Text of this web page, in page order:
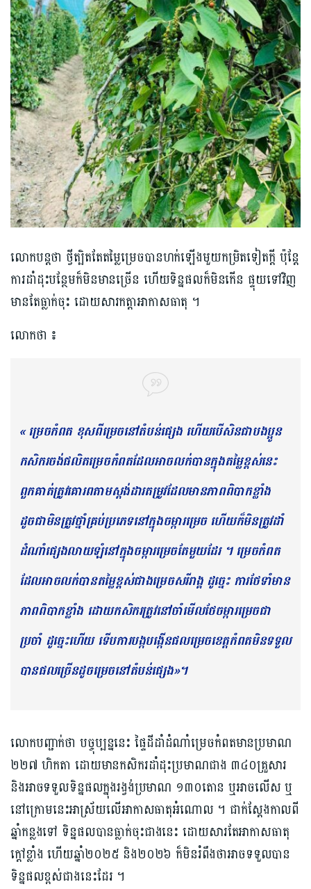
លោក​បន្តថា ថ្វីត្បិតតែតម្លៃម្រេច​បានហក់​ឡើង​មួយកម្រិតទៀត​ក្តី ប៉ុន្តែ
ការ​ដាំដុះ​បន្ថែម​ក៏មិនមានច្រើន ហើយទិន្នផលក៏មិនកើន ផ្ទុយទៅវិញ
មានតែធ្លាក់ចុះ ដោយសារកត្តាអាកាសធាតុ​ ។
លោកថា​​ ៖
« ម្រេច​កំពត ខុសពីម្រេចនៅតំបន់​ផ្សេង​ ហើយបើសិនជា​បងប្អូន
កសិករចង់ផលិ​តម្រេចកំពត​ដែលអាច​លក់​បាន​ក្នុងតម្លៃខ្ពស់នេះ
ពួកគាត់​ត្រូវ​គោរព​តាមស្តង់ដារ​តម្រូវដែលមានភាពពិបាក​ខ្លាំង
ដូចជា​មិនត្រូវ​ថ្នាំគ្រប់ប្រភេទ​នៅក្នុង​ចម្ការម្រេច ហើយក៏មិនត្រូវ​ដាំ
ដំណាំផ្សេង​លាយឡំនៅក្នុងចម្ការ​ម្រេច​តែមួយដែរ ។​ ​ម្រេច​កំពត
ដែលអាច​លក់បានតម្លៃខ្ពស់ជាងម្រេច​សរីរាង្គ​​ ដូច្នេះ ការ​ថែទាំ​មាន
ភាពពិបាក​ខ្លាំង ដោយកសិករត្រូវ​នៅចាំមើលថែចម្កា​រម្រេចជា​
ប្រចាំ ដូច្នេះហើយ ទើប​ការ​បង្កបង្កើនផល​ម្រេចខេត្តកំពតមិនទទួល​
បានផលច្រើន​ដូច​ម្រេច​នៅតំបន់​ផ្សេង»។​
លោកបញ្ជាក់ថា បច្ចុប្បន្ននេះ ផ្ទៃដីដាំដំណាំម្រេច​កំពតមានប្រមាណ ​
២២៧ ហិកតា ដោយមានកសិករ​ដាំដុះ​ប្រមាណជាង​ ៣៤០គ្រួសារ
និងអាច​ទទួល​ទិន្នផល​ក្នុងរង្វង់ប្រមាណ ១៣០​តោន ឬអាច​លើស​ ឬ
នៅក្រោមនេះ​អាស្រ័យលើ​អាកាសធាតុ​អំណោល ។ ជាក់ស្ដែង​កាលពី
ឆ្នាំកន្លងទៅ ទិន្នផលបានធ្លាក់ចុះជាងនេះ ដោយសារតែអាកាសធាតុ
ក្ដៅខ្លាំង ហើយឆ្នាំ២០២៥ និង២០២៦ ក៏មិនរំពឹងថា​អាចទទួល​បាន
ទិន្នផលខ្ពស់ជា​ងនេះដែរ ។